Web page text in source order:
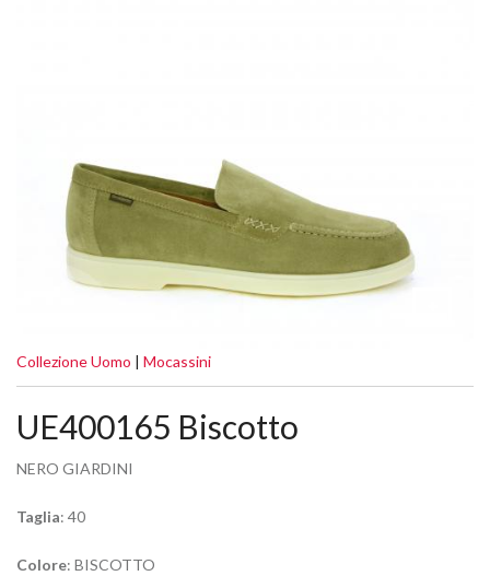
Collezione Uomo | Mocassini
UE400165 Biscotto
NERO GIARDINI
Taglia: 40
Colore: BISCOTTO